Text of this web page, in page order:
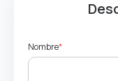
Nombre*